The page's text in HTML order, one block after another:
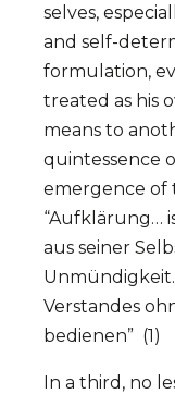
selves,
and self-
formulation,
tre­ated as his
means to
quintessence
emergence of
“Aufklärung…
aus seiner
Verstandes
bedienen” (1)
In a third, no